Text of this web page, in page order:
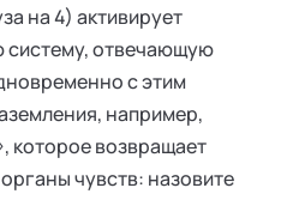
на 4) активирует
систему, отвечающую
с этим
например,
которое возвращает
чувств: назовите